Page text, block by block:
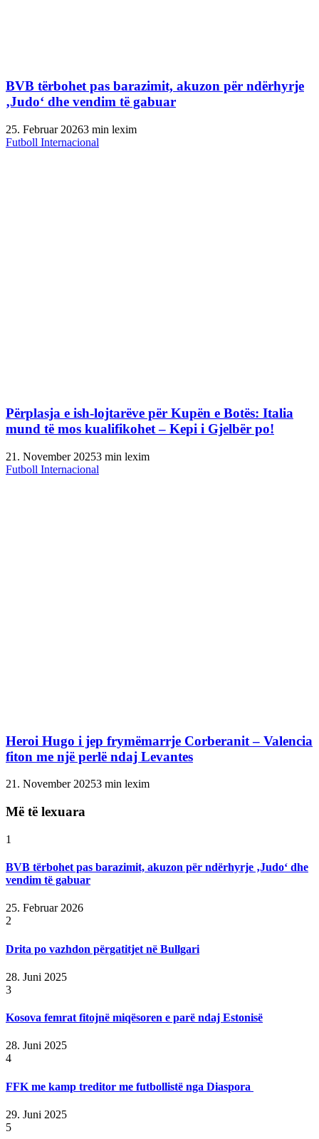
BVB tërbohet pas barazimit, akuzon për ndërhyrje
‚Judo‘ dhe vendim të gabuar
25. Februar 20263 min lexim
Futboll Internacional
Përplasja e ish-lojtarëve për Kupën e Botës: Italia
mund të mos kualifikohet – Kepi i Gjelbër po!
21. November 20253 min lexim
Futboll Internacional
Heroi Hugo i jep frymëmarrje Corberanit – Valencia
fiton me një perlë ndaj Levantes
21. November 20253 min lexim
Më të lexuara
1
BVB tërbohet pas barazimit, akuzon për ndërhyrje ‚Judo‘ dhe
vendim të gabuar
25. Februar 2026
2
Drita po vazhdon përgatitjet në Bullgari
28. Juni 2025
3
Kosova femrat fitojnë miqësoren e parë ndaj Estonisë
28. Juni 2025
4
FFK me kamp treditor me futbollistë nga Diaspora
29. Juni 2025
5